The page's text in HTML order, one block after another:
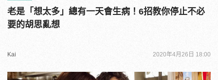
老是「想太多」總有一天會生病！6招教你停止不必
要的胡思亂想
Kai 2020年4月26日 18:00